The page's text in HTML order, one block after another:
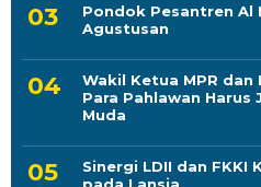
Pondok Pesantren Al
Agustusan
Wakil Ketua MPR
Para Pahlawan Harus
Muda
Sinergi LDII dan FKKI
pada Lansia